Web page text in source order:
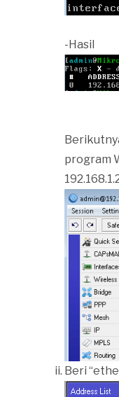
-Hasil
program
Beri